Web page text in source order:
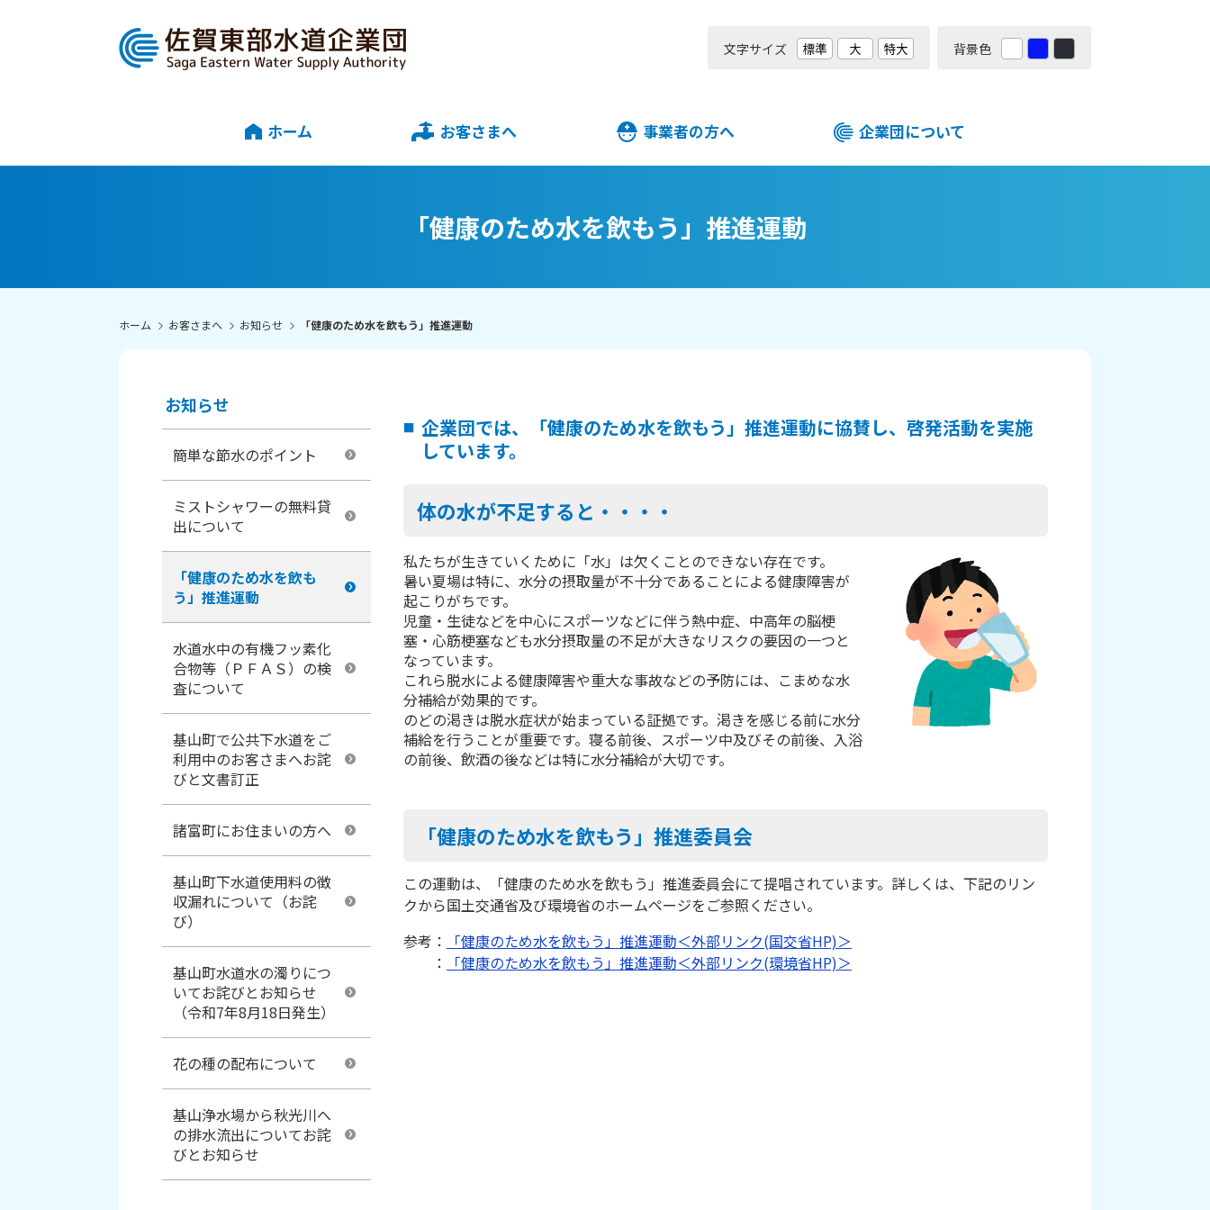
文字サイズ 背景色
ホーム お客さまへ 事業者の方へ 企業団について
「健康のため水を飲もう」推進運動
ホーム お客さまへ お知らせ 「健康のため水を飲もう」推進運動
企業団では、「健康のため水を飲もう」推進運動に協賛し、啓発活動を実施
しています。
体の水が不足すると・・・・
私たちが生きていくために「水」は欠くことのできない存在です。
暑い夏場は特に、水分の摂取量が不十分であることによる健康障害が
起こりがちです。
児童・生徒などを中心にスポーツなどに伴う熱中症、中高年の脳梗
塞・心筋梗塞なども水分摂取量の不足が大きなリスクの要因の一つと
なっています。
これら脱水による健康障害や重大な事故などの予防には、こまめな水
分補給が効果的です。
のどの渇きは脱水症状が始まっている証拠です。渇きを感じる前に水分
補給を行うことが重要です。寝る前後、スポーツ中及びその前後、入浴
の前後、飲酒の後などは特に水分補給が大切です。
「健康のため水を飲もう」推進委員会
この運動は、「健康のため水を飲もう」推進委員会にて提唱されています。詳しくは、下記のリン
クから国土交通省及び環境省のホームページをご参照ください。
参考：
「健康のため水を飲もう」推進運動＜外部リンク(国交省HP)＞
：
「健康のため水を飲もう」推進運動＜外部リンク(環境省HP)＞
お知らせ
簡単な節水のポイント
ミストシャワーの無料貸
出について
「健康のため水を飲も
う」推進運動
水道水中の有機フッ素化
合物等（ＰＦＡＳ）の検
査について
基山町で公共下水道をご
利用中のお客さまへお詫
びと文書訂正
諸富町にお住まいの方へ
基山町下水道使用料の徴
収漏れについて（お詫
び）
基山町水道水の濁りにつ
いてお詫びとお知らせ
（令和7年8月18日発生）
花の種の配布について
基山浄水場から秋光川へ
の排水流出についてお詫
びとお知らせ